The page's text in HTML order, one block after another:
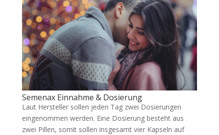
Semenax Einnahme & Dosierung
Laut Hersteller sollen jeden Tag zwei Dosierungen
eingenommen werden. Eine Dosierung besteht aus
zwei Pillen, somit sollen insgesamt vier Kapseln auf